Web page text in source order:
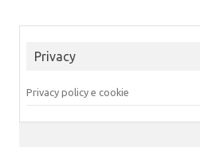
Privacy
Privacy policy e cookie